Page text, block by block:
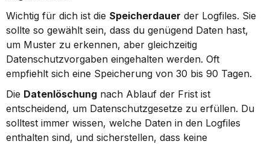
Wichtig für dich ist die Speicherdauer der Logfiles. Sie
sollte so gewählt sein, dass du genügend Daten hast,
um Muster zu erkennen, aber gleichzeitig
Datenschutzvorgaben eingehalten werden. Oft
empfiehlt sich eine Speicherung von 30 bis 90 Tagen.
Die Datenlöschung nach Ablauf der Frist ist
entscheidend, um Datenschutzgesetze zu erfüllen. Du
solltest immer wissen, welche Daten in den Logfiles
enthalten sind, und sicherstellen, dass keine